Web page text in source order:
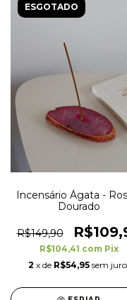
ESGOTADO
Incensário Ágata -
Dourado
R$149,90
R$104,41 com Pix
2 x de R$54,95 sem